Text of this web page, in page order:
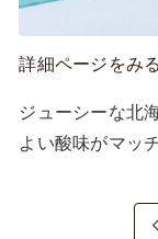
詳細ページをみる
ジューシーな北
よい酸味がマッ